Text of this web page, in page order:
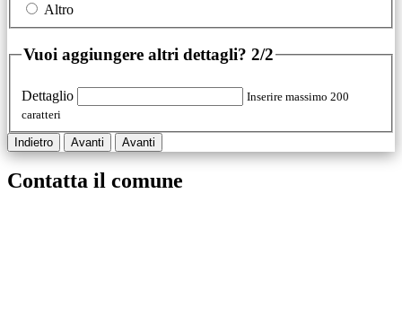
Altro
Vuoi aggiungere altri dettagli? 2/2
Dettaglio
Inserire massimo 200
caratteri
Indietro Avanti Avanti
Contatta il comune